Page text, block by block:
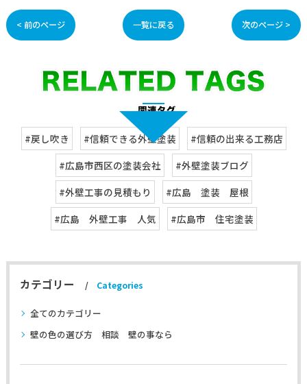
< 前のページ 一覧に戻る 次のページ >
#戻し吹き #信頼できる外壁塗装
#信頼の出来る工務店
#広島市西区の塗装会社
#外壁塗装ブログ
#外壁工事の見積もり
#広島 塗装 屋根
#広島 外壁工事 人気
#広島市 住宅塗装
カテゴリー Categories
全てのカテゴリー
壁の色の選び方 相談 壁の事なら